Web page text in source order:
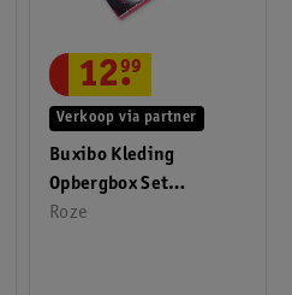
Buxibo Kleding
Opbergbox Set
Opvouwbaar 4 Stuks
Roze
Verkoop via partner
12.
99